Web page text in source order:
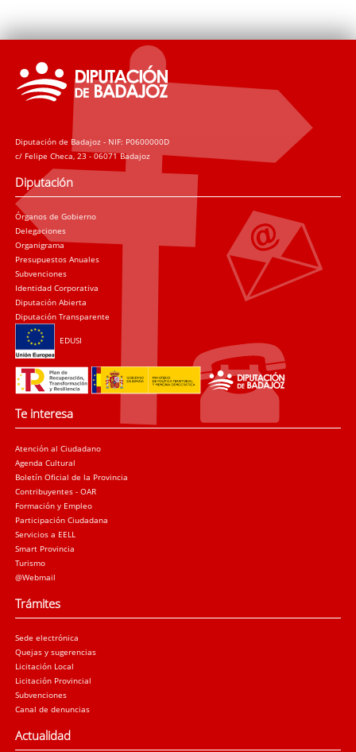
Diputación de Badajoz - NIF: P0600000D
c/ Felipe Checa, 23 - 06071 Badajoz
Diputación
Órganos de Gobierno
Delegaciones
Organigrama
Presupuestos Anuales
Subvenciones
Identidad Corporativa
Diputación Abierta
Diputación Transparente
EDUSI
Te interesa
Atención al Ciudadano
Agenda Cultural
Boletín Oficial de la Provincia
Contribuyentes - OAR
Formación y Empleo
Participación Ciudadana
Servicios a EELL
Smart Provincia
Turismo
@Webmail
Trámites
Sede electrónica
Quejas y sugerencias
Licitación Local
Licitación Provincial
Subvenciones
Canal de denuncias
Actualidad